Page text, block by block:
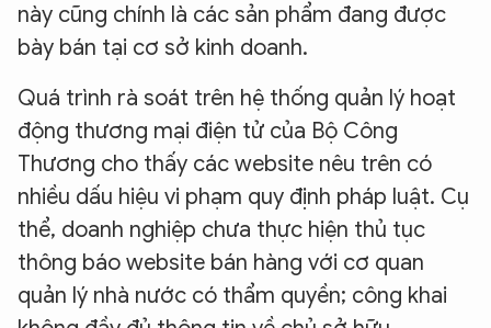
này cũng chính là các sản phẩm đang được
bày bán tại cơ sở kinh doanh.
Quá trình rà soát trên hệ thống quản lý hoạt
động thương mại điện tử của Bộ Công
Thương cho thấy các website nêu trên có
nhiều dấu hiệu vi phạm quy định pháp luật. Cụ
thể, doanh nghiệp chưa thực hiện thủ tục
thông báo website bán hàng với cơ quan
quản lý nhà nước có thẩm quyền; công khai